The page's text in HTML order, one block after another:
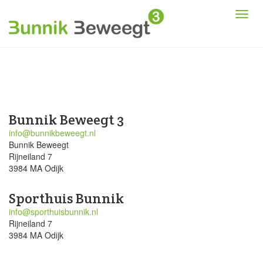
Bunnik Beweegt 3
info@bunnikbeweegt.nl
Bunnik Beweegt
Rijneiland 7
3984 MA Odijk
Sporthuis Bunnik
info@sporthuisbunnik.nl
Rijneiland 7
3984 MA Odijk